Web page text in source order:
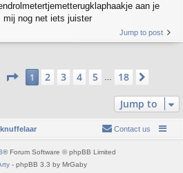
aan je
mij nog net iets juister
Jump to post
Page 1of18
1 2 3 4 5 18
Jump to
Contact us
® Forum Software © phpBB Limited
- phpBB 3.3 by MrGaby